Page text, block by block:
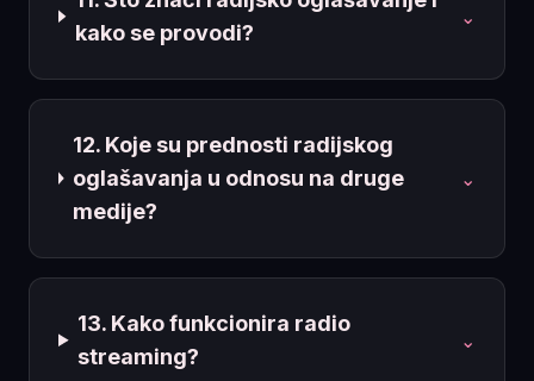
kako se provodi?
⌄
12. Koje su prednosti radijskog
oglašavanja u odnosu na druge
medije?
⌄
13. Kako funkcionira radio
streaming?
⌄